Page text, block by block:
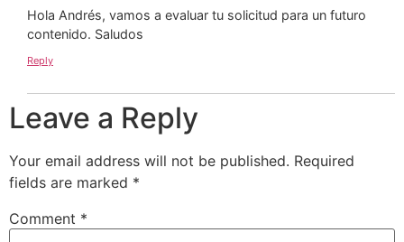
Hola Andrés, vamos a evaluar tu solicitud para un futuro
contenido. Saludos
Reply
Leave a Reply
Your email address will not be published. Required
fields are marked *
Comment *